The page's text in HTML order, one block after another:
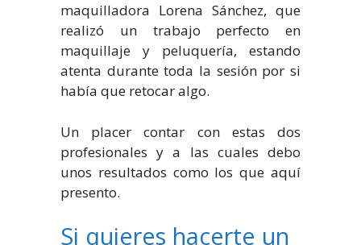
maquilladora Lorena Sánchez, que
realizó un trabajo perfecto en
maquillaje y peluquería, estando
atenta durante toda la sesión por si
había que retocar algo.
Un placer contar con estas dos
profesionales y a las cuales debo
unos resultados como los que aquí
presento.
Si quieres hacerte un